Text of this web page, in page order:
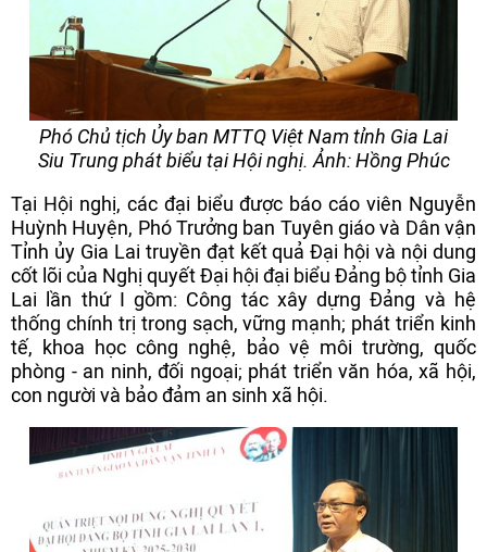
Phó Chủ tịch Ủy ban MTTQ Việt Nam tỉnh Gia Lai
Siu Trung phát biểu tại Hội nghị. Ảnh: Hồng Phúc
Tại Hội nghị, các đại biểu được báo cáo viên Nguyễn
Huỳnh Huyện, Phó Trưởng ban Tuyên giáo và Dân vận
Tỉnh ủy Gia Lai truyền đạt kết quả Đại hội và nội dung
cốt lõi của Nghị quyết Đại hội đại biểu Đảng bộ tỉnh Gia
Lai lần thứ I gồm: Công tác xây dựng Đảng và hệ
thống chính trị trong sạch, vững mạnh; phát triển kinh
tế, khoa học công nghệ, bảo vệ môi trường, quốc
phòng - an ninh, đối ngoại; phát triển văn hóa, xã hội,
con người và bảo đảm an sinh xã hội.